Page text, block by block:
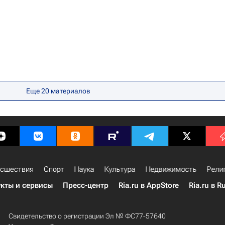
Еще20 материалов
Спорт Наука Культура Недвижимость
и сервисы Пресс-центр Ria.ru в AppStore Ria.ru в
Свидетельство о регистрации Эл № ФС77-57640